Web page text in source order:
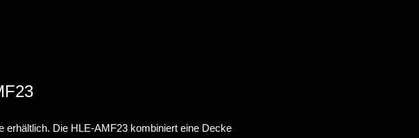
erhältlich. Die HLE-AMF23 kombiniert eine Decke